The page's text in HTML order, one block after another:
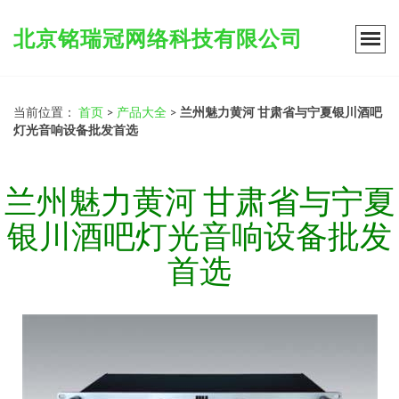
北京铭瑞冠网络科技有限公司
当前位置： 首页 > 产品大全 > 兰州魅力黄河 甘肃省与宁夏银川酒吧
灯光音响设备批发首选
兰州魅力黄河 甘肃省与宁夏
银川酒吧灯光音响设备批发
首选